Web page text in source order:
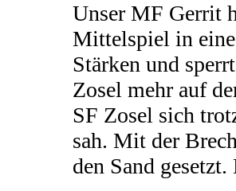
Unser MF Gerrit
Mittelspiel in
Stärken und
Zosel mehr auf
SF Zosel sich
sah. Mit der
den Sand